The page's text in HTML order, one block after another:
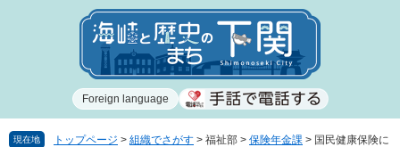
で
ば
Foreign language
現在地 トップページ > 組織でさがす > 福祉部 > 保険年金課 > 国民健康保険に